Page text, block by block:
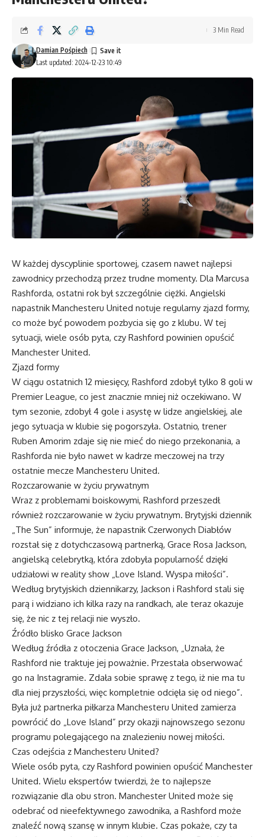
Last updated: 2024-12-23 10:49
Damian Pośpiech
3 Min Read
W każdej dyscyplinie sportowej, czasem nawet najlepsi
zawodnicy przechodzą przez trudne momenty. Dla Marcusa
Rashforda, ostatni rok był szczególnie ciężki. Angielski
napastnik Manchesteru United notuje regularny zjazd formy,
co może być powodem pozbycia się go z klubu. W tej
sytuacji, wiele osób pyta, czy Rashford powinien opuścić
Manchester United.
Zjazd formy
W ciągu ostatnich 12 miesięcy, Rashford zdobył tylko 8 goli w
Premier League, co jest znacznie mniej niż oczekiwano. W
tym sezonie, zdobył 4 gole i asystę w lidze angielskiej, ale
jego sytuacja w klubie się pogorszyła. Ostatnio, trener
Ruben Amorim zdaje się nie mieć do niego przekonania, a
Rashforda nie było nawet w kadrze meczowej na trzy
ostatnie mecze Manchesteru United.
Rozczarowanie w życiu prywatnym
Wraz z problemami boiskowymi, Rashford przeszedł
również rozczarowanie w życiu prywatnym. Brytyjski dziennik
„The Sun” informuje, że napastnik Czerwonych Diabłów
rozstał się z dotychczasową partnerką, Grace Rosa Jackson,
angielską celebrytką, która zdobyła popularność dzięki
udziałowi w reality show „Love Island. Wyspa miłości”.
Według brytyjskich dziennikarzy, Jackson i Rashford stali się
parą i widziano ich kilka razy na randkach, ale teraz okazuje
się, że nic z tej relacji nie wyszło.
Źródło blisko Grace Jackson
Według źródła z otoczenia Grace Jackson, „Uznała, że
Rashford nie traktuje jej poważnie. Przestała obserwować
go na Instagramie. Zdała sobie sprawę z tego, iż nie ma tu
dla niej przyszłości, więc kompletnie odcięła się od niego”.
Była już partnerka piłkarza Manchesteru United zamierza
powrócić do „Love Island” przy okazji najnowszego sezonu
programu polegającego na znalezieniu nowej miłości.
Czas odejścia z Manchesteru United?
Wiele osób pyta, czy Rashford powinien opuścić Manchester
United. Wielu ekspertów twierdzi, że to najlepsze
rozwiązanie dla obu stron. Manchester United może się
odebrać od nieefektywnego zawodnika, a Rashford może
znaleźć nową szansę w innym klubie. Czas pokaże, czy ta